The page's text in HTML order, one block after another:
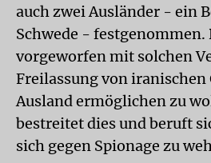
auch zwei Ausländer - ein
Schwede -
vorgeworfen mit solchen
Freilassung von iranischen
Ausland ermöglichen zu
bestreitet dies und beruft
sich gegen Spionage zu